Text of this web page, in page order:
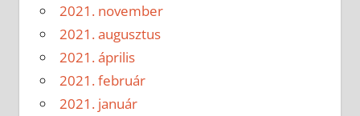
2021. november
2021. augusztus
2021. április
2021. február
2021. január